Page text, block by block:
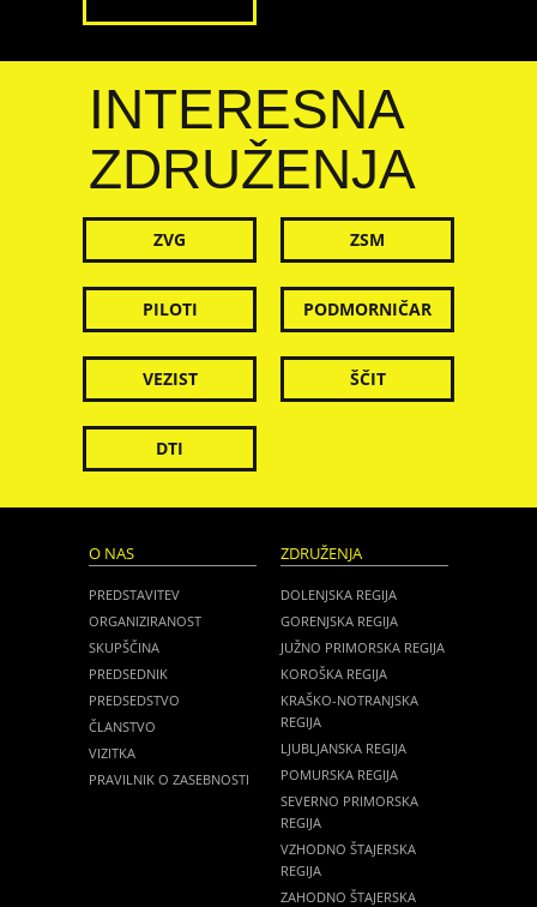
INTERESNA
ZDRUŽENJA
ZVG ZSM
PILOTI PODMORNIČAR
VEZIST ŠČIT
DTI
O NAS
PREDSTAVITEV
ORGANIZIRANOST
SKUPŠČINA
PREDSEDNIK
PREDSEDSTVO
ČLANSTVO
VIZITKA
PRAVILNIK O ZASEBNOSTI
ZDRUŽENJA
DOLENJSKA REGIJA
GORENJSKA REGIJA
JUŽNO PRIMORSKA REGIJA
KOROŠKA REGIJA
KRAŠKO-NOTRANJSKA
REGIJA
LJUBLJANSKA REGIJA
POMURSKA REGIJA
SEVERNO PRIMORSKA
REGIJA
VZHODNO ŠTAJERSKA
REGIJA
ZAHODNO ŠTAJERSKA